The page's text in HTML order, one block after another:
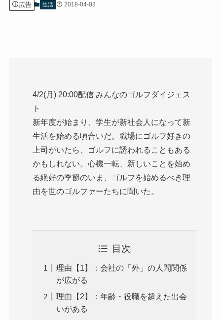
広告 生活 2018-04-03
4/2(月) 20:00配信 みんなのゴルフダイジェス
ト
新年度が始まり、学生が新社会人になって新
生活を始める頃合いだ。職場にゴルフ好きの
上司がいたら、ゴルフに誘われることもある
かもしれない。心機一転、新しいことを始め
る絶好の季節のいま、ゴルフを始めるべき理
由を世のゴルファーたちに聞いた。
目次
理由【1】：会社の「外」の人間関係
が広がる
理由【2】：年齢・役職を超えた出会
いがある